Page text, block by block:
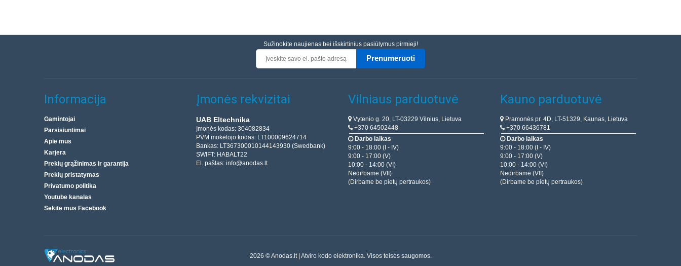
Sužinokite naujienas bei išskirtinius pasiūlymus pirmieji!
Prenumeruoti
Informacija
Gamintojai
Parsisiuntimai
Apie mus
Karjera
Prekių grąžinimas ir garantija
Prekių pristatymas
Privatumo politika
Youtube kanalas
Sekite mus Facebook
Įmonės rekvizitai
UAB Eltechnika
Įmonės kodas: 304082834
PVM mokėtojo kodas: LT100009624714
Bankas: LT367300010144143930 (Swedbank)
SWIFT: HABALT22
El. paštas: info@anodas.lt
Vilniaus parduotuvė
Vytenio g. 20, LT-03229 Vilnius, Lietuva
+370 64502448
Darbo laikas
9:00 - 18:00 (I - IV)
9:00 - 17:00 (V)
10:00 - 14:00 (VI)
Nedirbame (VII)
(Dirbame be pietų pertraukos)
Kauno parduotuvė
Pramonės pr. 4D, LT-51329, Kaunas, Lietuva
+370 66436781
Darbo laikas
9:00 - 18:00 (I - IV)
9:00 - 17:00 (V)
10:00 - 14:00 (VI)
Nedirbame (VII)
(Dirbame be pietų pertraukos)
2026 © Anodas.lt | Atviro kodo elektronika. Visos teisės saugomos.